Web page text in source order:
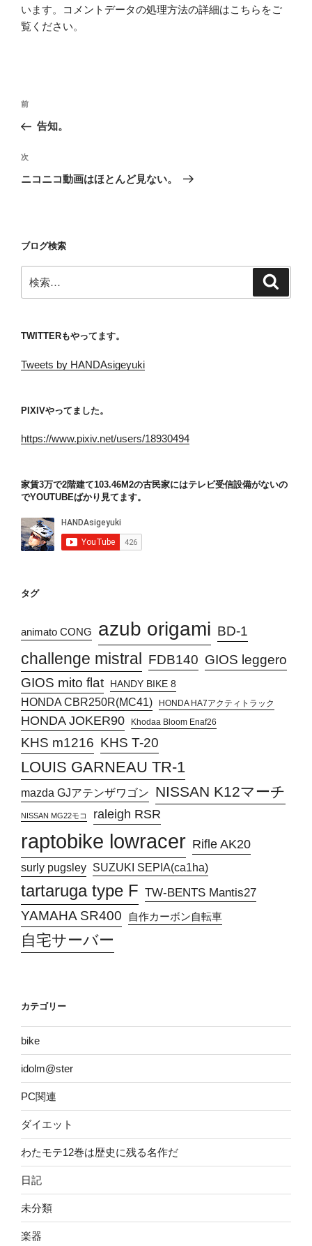
います。
コメントデータの処理方法の詳細はこちらをご
覧ください。
投
ナ
ビ
ゲ
ン
前
の
稿
前
告知。
次
の
次
ニコニコ動画はほとんど見ない。
ブログ検索
索:
TWITTERもやってます。
Tweets by HANDAsigeyuki
PIXIVやってました。
https://www.pixiv.net/users/18930494
家賃3万で2階建て103.46M2の古民家にはテレビ受信設備がないの
でYOUTUBEばかり見てます。
タグ
animato CONG azub origami BD-1
challenge mistral FDB140 GIOS leggero
GIOS mito flat
HANDY BIKE 8
HONDA CBR250R(MC41) HONDA HA7アクティトラック
HONDA JOKER90 Khodaa Bloom Enaf26
KHS m1216 KHS T-20
LOUIS GARNEAU TR-1
mazda GJアテンザワゴン NISSAN K12マーチ
NISSAN MG22モコ raleigh RSR
raptobike lowracer Rifle AK20
surly pugsley SUZUKI SEPIA(ca1ha)
tartaruga type F TW-BENTS Mantis27
YAMAHA SR400 自作カーボン自転車
自宅サーバー
カテゴリー
bike
idolm@ster
PC関連
ダイエット
わたモテ12巻は歴史に残る名作だ
日記
未分類
楽器